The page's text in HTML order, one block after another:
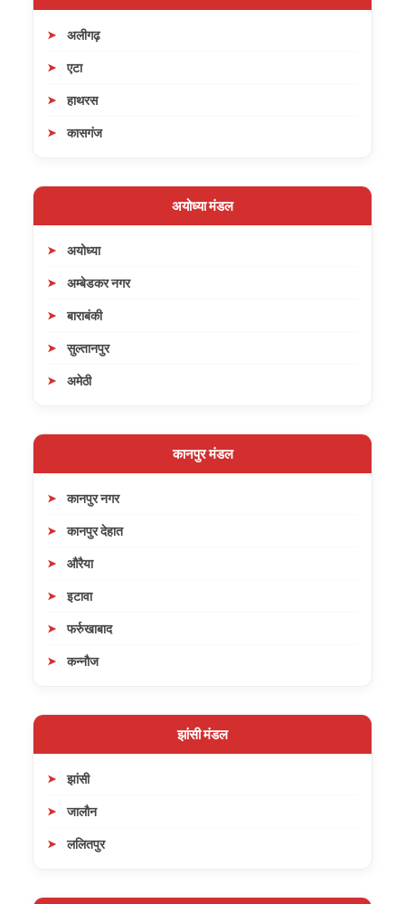
अलीगढ़
एटा
हाथरस
कासगंज
अयोध्या मंडल
अयोध्या
अम्बेडकर नगर
बाराबंकी
सुल्तानपुर
अमेठी
कानपुर मंडल
कानपुर नगर
कानपुर देहात
औरैया
इटावा
फर्रुखाबाद
कन्नौज
झांसी मंडल
झांसी
जालौन
ललितपुर